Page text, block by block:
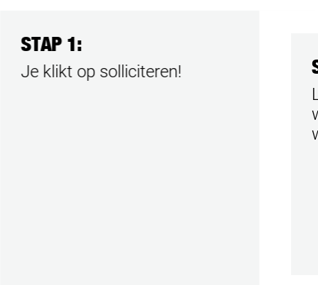
STAP 1:
Je klikt op solliciteren!